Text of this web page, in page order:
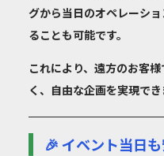
グから当日のオペレーシ
ることも可能です。
これにより、遠方のお客
く、自由な企画を実現でき
🎉 イベント当日